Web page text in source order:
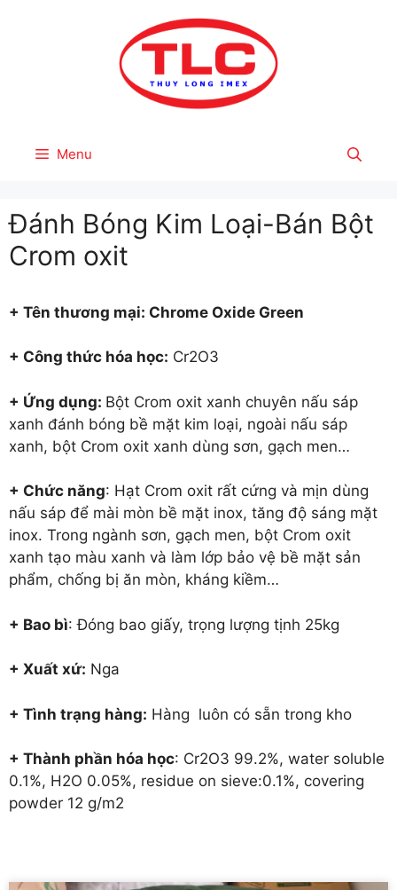
Menu
Đánh Bóng Kim Loại-Bán Bột
Crom oxit
+ Tên thương mại: Chrome Oxide Green
+ Công thức hóa học: Cr2O3
+ Ứng dụng: Bột Crom oxit xanh chuyên nấu sáp
xanh đánh bóng bề mặt kim loại, ngoài nấu sáp
xanh, bột Crom oxit xanh dùng sơn, gạch men…
+ Chức năng: Hạt Crom oxit rất cứng và mịn dùng
nấu sáp để mài mòn bề mặt inox, tăng độ sáng mặt
inox. Trong ngành sơn, gạch men, bột Crom oxit
xanh tạo màu xanh và làm lớp bảo vệ bề mặt sản
phẩm, chống bị ăn mòn, kháng kiềm…
+ Bao bì: Đóng bao giấy, trọng lượng tịnh 25kg
+ Xuất xứ: Nga
+ Tình trạng hàng: Hàng luôn có sẵn trong kho
+ Thành phần hóa học: Cr2O3 99.2%, water soluble
0.1%, H2O 0.05%, residue on sieve:0.1%, covering
powder 12 g/m2